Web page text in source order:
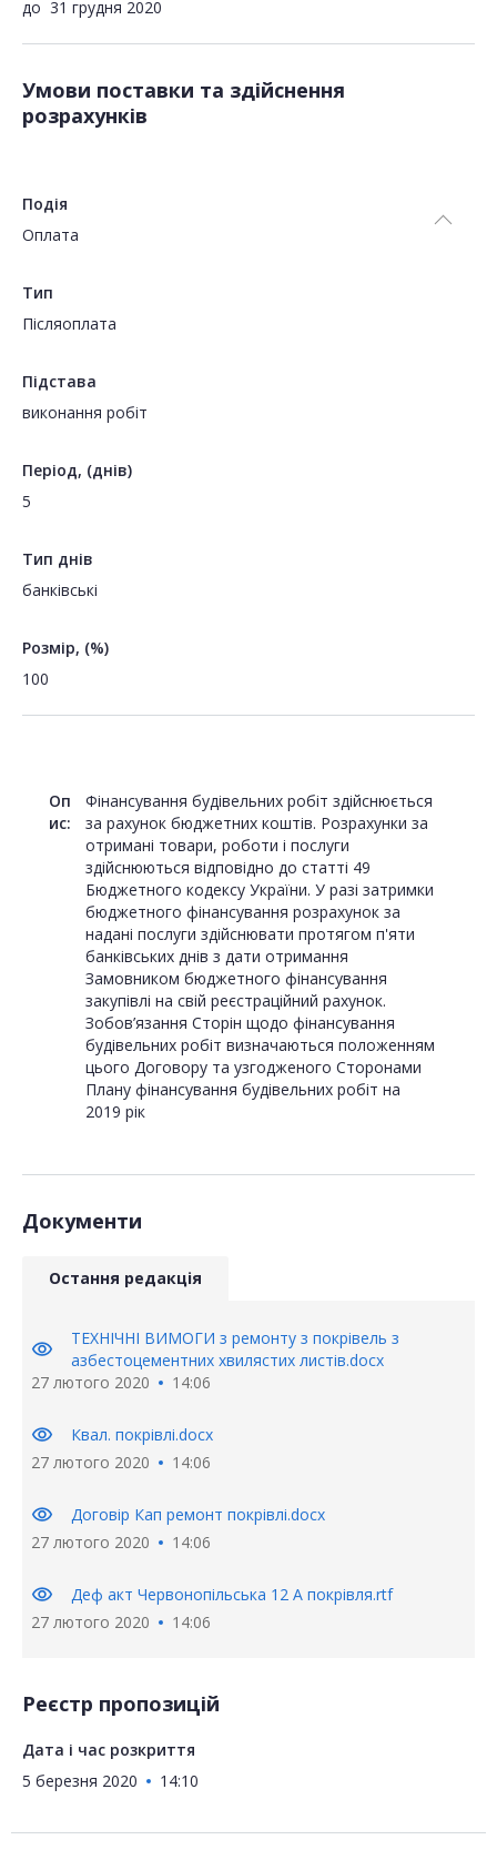
до 31 грудня 2020
Умови поставки та здійснення
розрахунків
Подія
Оплата
Тип
Пiсляоплата
Підстава
виконання робіт
Період, (днів)
5
Тип днів
банківські
Розмір, (%)
100
Оп
ис:
Фінансування будівельних робіт здійснюється
за рахунок бюджетних коштів. Розрахунки за
отримані товари, роботи і послуги
здійснюються відповідно до статті 49
Бюджетного кодексу України. У разі затримки
бюджетного фінансування розрахунок за
надані послуги здійснювати протягом п'яти
банківських днів з дати отримання
Замовником бюджетного фінансування
закупівлі на свій реєстраційний рахунок.
Зобов’язання Сторін щодо фінансування
будівельних робіт визначаються положенням
цього Договору та узгодженого Сторонами
Плану фінансування будівельних робіт на
2019 рік
Документи
Остання редакція
visibility
ТЕХНІЧНІ ВИМОГИ з ремонту з покрівель з
азбестоцементних хвилястих листів.docx
27 лютого 2020
14:06
visibility
Квал. покрівлі.docx
27 лютого 2020
14:06
visibility
Договір Кап ремонт покрівлі.docx
27 лютого 2020
14:06
visibility
Деф акт Червонопільська 12 А покрівля.rtf
27 лютого 2020
14:06
Реєстр пропозицій
Дата і час розкриття
5 березня 2020
14:10